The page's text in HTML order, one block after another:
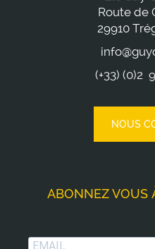
Route de
29910
(+33) (0)2
NOUS
ABONNEZ VOUS